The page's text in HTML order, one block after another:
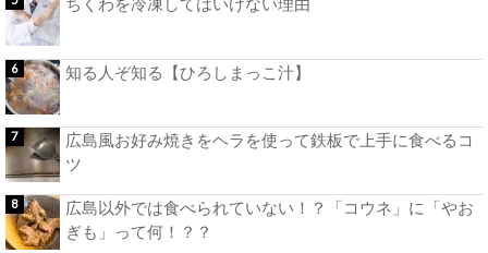
知る人ぞ知る【ひろしまっこ汁】
広島風お好み焼きをヘラを使って鉄板で上手に食べるコ
ツ
広島以外では食べられていない！？「コウネ」に「やお
ぎも」って何！？？